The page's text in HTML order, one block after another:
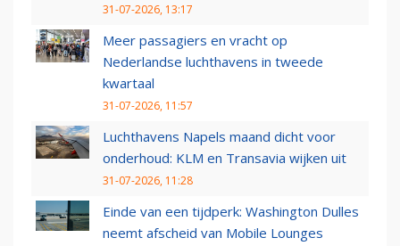
31-07-2026, 13:17
Meer passagiers en vracht op
Nederlandse luchthavens in tweede
kwartaal
31-07-2026, 11:57
Luchthavens Napels maand dicht voor
onderhoud: KLM en Transavia wijken uit
31-07-2026, 11:28
Einde van een tijdperk: Washington Dulles
neemt afscheid van Mobile Lounges